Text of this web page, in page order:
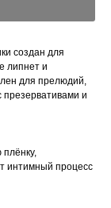
создан для
липнет и
для прелюдий,
презервативами и
интимный процесс